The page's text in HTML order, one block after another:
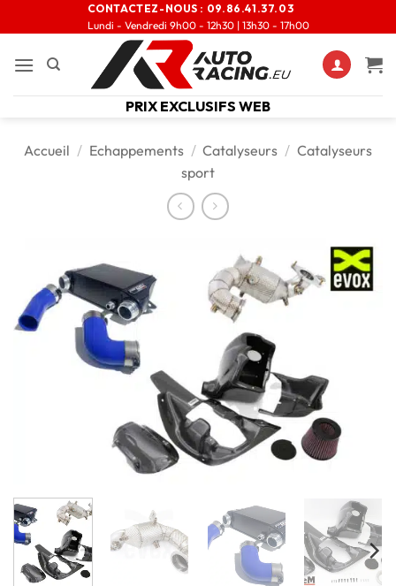
CONTACTEZ-NOUS : 09.86.41.37.03
Lundi - Vendredi 9h00 - 12h30 | 13h30 - 17h00
PRIX EXCLUSIFS WEB
Accueil / Echappements / Catalyseurs / Catalyseurs
sport